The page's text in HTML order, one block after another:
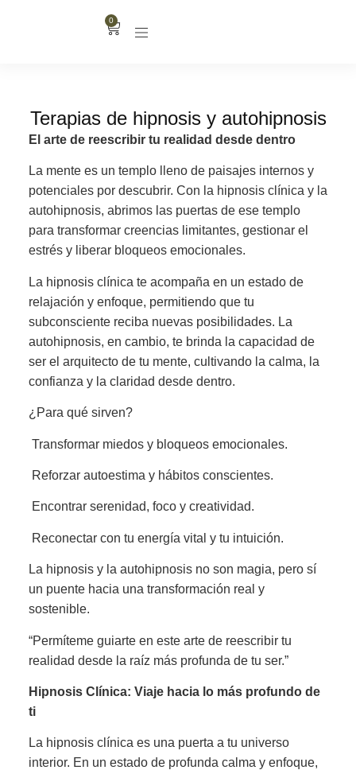
0
Terapias de hipnosis y autohipnosis
El arte de reescribir tu realidad desde dentro
La mente es un templo lleno de paisajes internos y
potenciales por descubrir. Con la hipnosis clínica y la
autohipnosis, abrimos las puertas de ese templo
para transformar creencias limitantes, gestionar el
estrés y liberar bloqueos emocionales.
La hipnosis clínica te acompaña en un estado de
relajación y enfoque, permitiendo que tu
subconsciente reciba nuevas posibilidades. La
autohipnosis, en cambio, te brinda la capacidad de
ser el arquitecto de tu mente, cultivando la calma, la
confianza y la claridad desde dentro.
¿Para qué sirven?
Transformar miedos y bloqueos emocionales.
Reforzar autoestima y hábitos conscientes.
Encontrar serenidad, foco y creatividad.
Reconectar con tu energía vital y tu intuición.
La hipnosis y la autohipnosis no son magia, pero sí
un puente hacia una transformación real y
sostenible.
“Permíteme guiarte en este arte de reescribir tu
realidad desde la raíz más profunda de tu ser.”
Hipnosis Clínica: Viaje hacia lo más profundo de
ti
La hipnosis clínica es una puerta a tu universo
interior. En un estado de profunda calma y enfoque,